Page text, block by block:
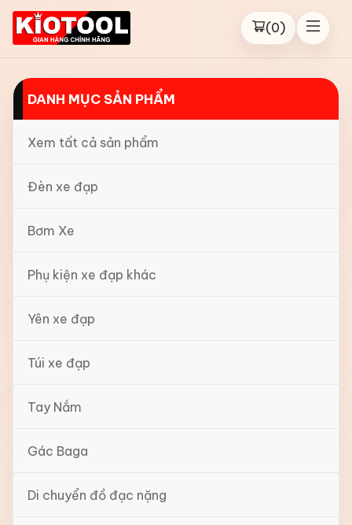
(0)
DANH MỤC SẢN PHẨM
Xem tất cả sản phẩm
Đèn xe đạp
Bơm Xe
Phụ kiện xe đạp khác
Yên xe đạp
Túi xe đạp
Tay Nắm
Gác Baga
Di chuyển đồ đạc nặng